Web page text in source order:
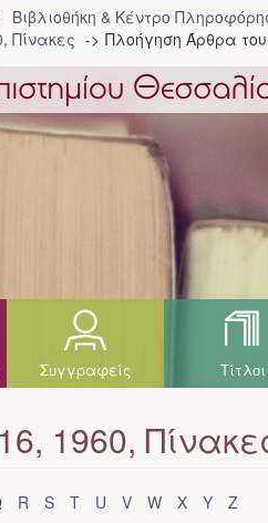
Βιβλιοθήκη & Κέντρο
Πίνακες Πλοήγηση Άρθρα
Συγγραφείς Τίτλοι
1960,
R S T U V W X Y
Z